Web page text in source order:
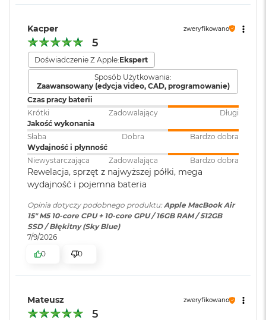
k
r
3
2
G
R
A
M
W
e
d
ł
u
g
o
j
e
m
n
o
d
y
zdziałać cuda. Możesz skopiować coś na iPhonie i wkleić to
na Macu. Albo odebrać na Macu połączenie FaceTime i
wysłać z niego tekst przez apkę Wiadomości
Wyświetlacz
Wyświetlacz Liquid Retina
technologii IPS1
Rozdzielczość natywna 2880 na 1864 piksele przy 224 pikselach na
Jasność 500 nitów
Kolory
Moduł Bluetooth: Bluetooth 6
Czytnik kart
pamięci:
Karta sieciowa
bezprzewodowa
WLAN:
Wi-Fi 7 (802.11be)
Kamera
internetowa
Kamera 12MP Center Stage z
obsługą funkcji Widok blatu
Bateria Litowo-polimerowa
Pojemność baterii
zasilaczem USB-C o mocy 70W
Kacper zweryfikowano
5
Doświadczenie Z Apple:Ekspert
Sposób Użytkowania:
Zaawansowany (edycja video, CAD, programowanie)
Czas pracy baterii
Krótki
Zadowalający
Długi
Jakość wykonania
Słaba
Dobra
Bardzo dobra
Wydajność i płynność
Niewystarczająca
Zadowalająca Bardzo dobra
Rewelacja, sprzęt z najwyższej półki, mega
wydajność i pojemna bateria
Opinia dotyczy podobnego produktu: Apple MacBook Air
15" M5 10‑core CPU + 10‑core GPU / 16GB RAM / 512GB
SSD / Błękitny (Sky Blue)
7/9/2026
0
0
Mateusz zweryfikowano
5